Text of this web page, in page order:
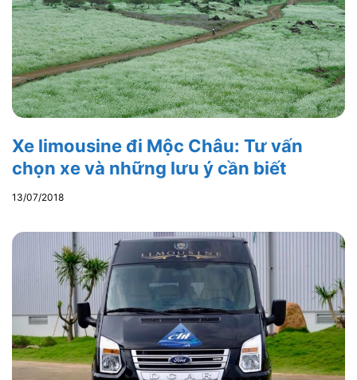
Xe limousine đi Mộc Châu: Tư vấn
chọn xe và những lưu ý cần biết
13/07/2018